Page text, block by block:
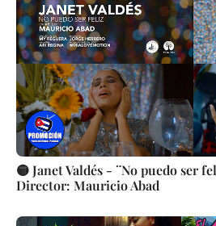
🟡 Janet Valdés - ¨No puedo ser
Director: Mauricio Abad